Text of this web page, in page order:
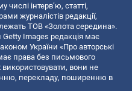
числі інтерв’ю, статті,
журналістів редакції,
ТОВ «Золота середина».
Getty Images редакція має
України «Про авторські
права без письмового
вони не
перекладу, поширенню в